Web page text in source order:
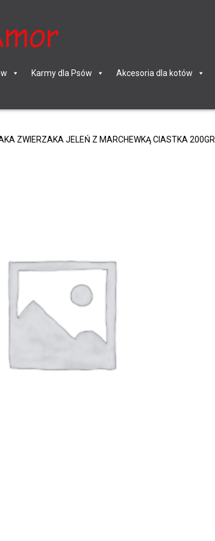
Karmy dla Psów Akcesoria dla kotów
ZWIERZAKA JELEŃ Z MARCHEWKĄ CIASTKA 200GR